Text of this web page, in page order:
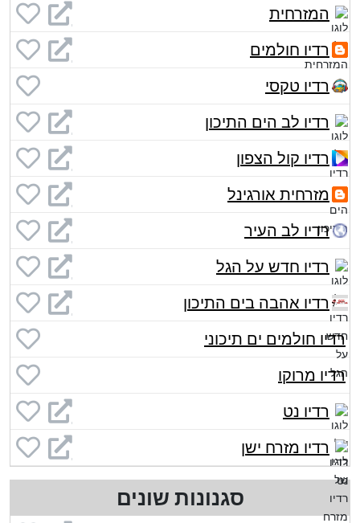
המזרחית
רדיו חולמים
רדיו טקסי
רדיו לב הים התיכון
רדיו קול הצפון
מזרחית אורגינל
רדיו לב העיר
רדיו חדש על הגל
רדיו אהבה בים התיכון
רדיו חולמים ים תיכוני
רדיו מרוקו
רדיו נט
רדיו מזרח ישן
סגנונות שונים